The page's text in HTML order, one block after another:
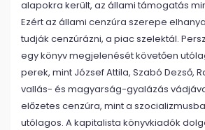
alapokra került, az állami támogatás
Ezért az állami cenzúra szerepe
tudják cenzúrázni, a piac szelektál.
egy könyv megjelenését követően
perek, mint József Attila, Szabó Dezső,
vallás- és magyarság-gyalázás
előzetes cenzúra, mint a
utólagos. A kapitalista könyvkiadók